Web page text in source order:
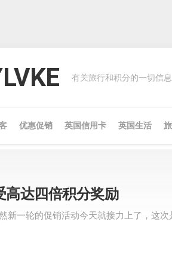
有关旅行和积分的一切信息
优惠促销 英国信用卡 英国生活
高达四倍积分奖励
新一轮的促销活动今天就接力上了，这次